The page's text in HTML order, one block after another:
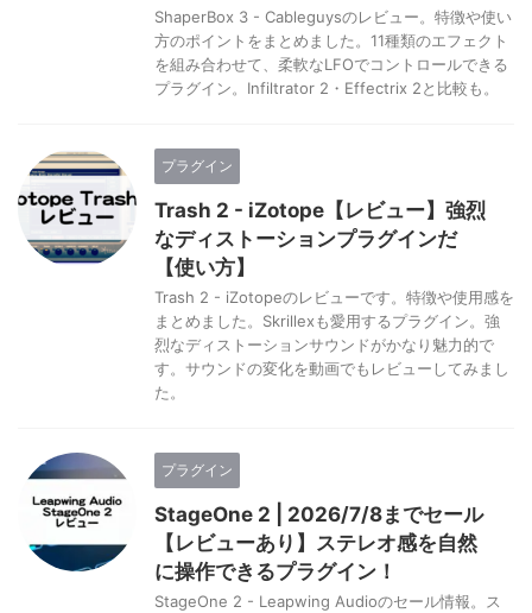
ShaperBox 3 - Cableguysのレビュー。特徴や使い
方のポイントをまとめました。11種類のエフェクト
を組み合わせて、柔軟なLFOでコントロールできる
プラグイン。Infiltrator 2・Effectrix 2と比較も。
プラグイン
Trash 2 - iZotope【レビュー】強烈
なディストーションプラグインだ
【使い方】
Trash 2 - iZotopeのレビューです。特徴や使用感を
まとめました。Skrillexも愛用するプラグイン。強
烈なディストーションサウンドがかなり魅力的で
す。サウンドの変化を動画でもレビューしてみまし
た。
プラグイン
StageOne 2 | 2026/7/8までセール
【レビューあり】ステレオ感を自然
に操作できるプラグイン！
StageOne 2 - Leapwing Audioのセール情報。ス